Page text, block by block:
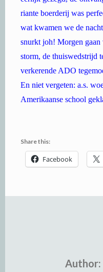
riante boerderij was
wat kwamen we de
snurkt joh! Morgen gaan
storm, de thuiswedstrijd
verkerende ADO
En niet vergeten: a.s.
Amerikaanse school
Share this:
Facebook
Author: